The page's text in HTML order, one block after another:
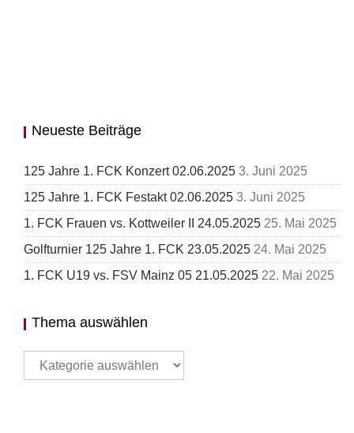
Neueste Beiträge
125 Jahre 1. FCK Konzert 02.06.2025 3. Juni 2025
125 Jahre 1. FCK Festakt 02.06.2025 3. Juni 2025
1. FCK Frauen vs. Kottweiler II 24.05.2025 25. Mai 2025
Golfturnier 125 Jahre 1. FCK 23.05.2025 24. Mai 2025
1. FCK U19 vs. FSV Mainz 05 21.05.2025 22. Mai 2025
Thema auswählen
Thema
auswählen